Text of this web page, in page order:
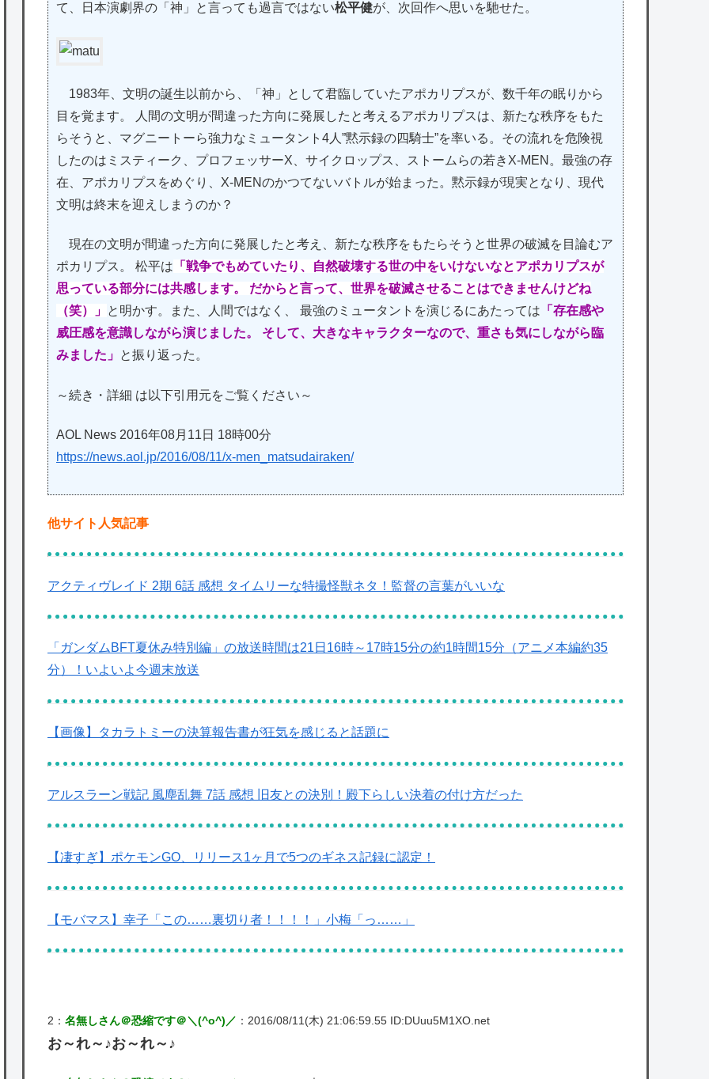
て、日本演劇界の「神」と言っても過言ではない松平健が、次回作へ思いを馳せた。
1983年、文明の誕生以前から、「神」として君臨していたアポカリプスが、数千年の眠りから
目を覚ます。 人間の文明が間違った方向に発展したと考えるアポカリプスは、新たな秩序をもた
らそうと、マグニートーら強力なミュータント4人”黙示録の四騎士”を率いる。その流れを危険視
したのはミスティーク、プロフェッサーX、サイクロップス、ストームらの若きX-MEN。最強の存
在、アポカリプスをめぐり、X-MENのかつてないバトルが始まった。黙示録が現実となり、現代
文明は終末を迎えしまうのか？
現在の文明が間違った方向に発展したと考え、新たな秩序をもたらそうと世界の破滅を目論むア
ポカリプス。 松平は 「戦争でもめていたり、自然破壊する世の中をいけないなとアポカリプスが
思っている部分には共感します。 だからと言って、世界を破滅させることはできませんけどね
（笑）」 と明かす。また、人間ではなく、 最強のミュータントを演じるにあたっては 「存在感や
威圧感を意識しながら演じました。 そして、大きなキャラクターなので、重さも気にしながら臨
みました」 と振り返った。
～続き・詳細 は以下引用元をご覧ください～
AOL News 2016年08月11日 18時00分
https://news.aol.jp/2016/08/11/x-men_matsudairaken/
他サイト人気記事
アクティヴレイド 2期 6話 感想 タイムリーな特撮怪獣ネタ！監督の言葉がいいな
「ガンダムBFT夏休み特別編」の放送時間は21日16時～17時15分の約1時間15分（アニメ本編約35
分）！いよいよ今週末放送
【画像】タカラトミーの決算報告書が狂気を感じると話題に
アルスラーン戦記 風塵乱舞 7話 感想 旧友との決別！殿下らしい決着の付け方だった
【凄すぎ】ポケモンGO、リリース1ヶ月で5つのギネス記録に認定！
【モバマス】幸子「この……裏切り者！！！！」小梅「っ……」
2： 名無しさん＠恐縮です＠＼(^o^)／ ：2016/08/11(木) 21:06:59.55 ID:DUuu5M1XO.net
お～れ～♪お～れ～♪